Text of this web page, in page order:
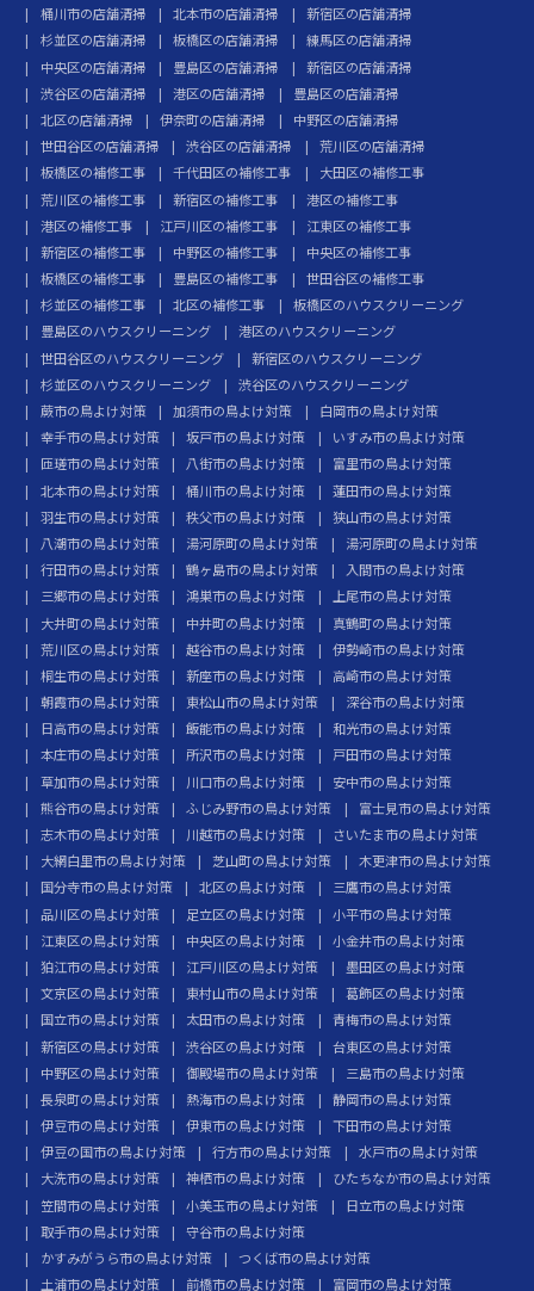
桶川市の店舗清掃
北本市の店舗清掃
新宿区の店舗清掃
杉並区の店舗清掃
板橋区の店舗清掃
練馬区の店舗清掃
中央区の店舗清掃
豊島区の店舗清掃
新宿区の店舗清掃
渋谷区の店舗清掃
港区の店舗清掃
豊島区の店舗清掃
北区の店舗清掃
伊奈町の店舗清掃
中野区の店舗清掃
世田谷区の店舗清掃
渋谷区の店舗清掃
荒川区の店舗清掃
板橋区の補修工事
千代田区の補修工事
大田区の補修工事
荒川区の補修工事
新宿区の補修工事
港区の補修工事
港区の補修工事
江戸川区の補修工事
江東区の補修工事
新宿区の補修工事
中野区の補修工事
中央区の補修工事
板橋区の補修工事
豊島区の補修工事
世田谷区の補修工事
杉並区の補修工事
北区の補修工事
板橋区のハウスクリーニング
豊島区のハウスクリーニング
港区のハウスクリーニング
世田谷区のハウスクリーニング
新宿区のハウスクリーニング
杉並区のハウスクリーニング
渋谷区のハウスクリーニング
蕨市の鳥よけ対策
加須市の鳥よけ対策
白岡市の鳥よけ対策
幸手市の鳥よけ対策
坂戸市の鳥よけ対策
いすみ市の鳥よけ対策
匝瑳市の鳥よけ対策
八街市の鳥よけ対策
富里市の鳥よけ対策
北本市の鳥よけ対策
桶川市の鳥よけ対策
蓮田市の鳥よけ対策
羽生市の鳥よけ対策
秩父市の鳥よけ対策
狭山市の鳥よけ対策
八潮市の鳥よけ対策
湯河原町の鳥よけ対策
湯河原町の鳥よけ対策
行田市の鳥よけ対策
鶴ヶ島市の鳥よけ対策
入間市の鳥よけ対策
三郷市の鳥よけ対策
鴻巣市の鳥よけ対策
上尾市の鳥よけ対策
大井町の鳥よけ対策
中井町の鳥よけ対策
真鶴町の鳥よけ対策
荒川区の鳥よけ対策
越谷市の鳥よけ対策
伊勢崎市の鳥よけ対策
桐生市の鳥よけ対策
新座市の鳥よけ対策
高崎市の鳥よけ対策
朝霞市の鳥よけ対策
東松山市の鳥よけ対策
深谷市の鳥よけ対策
日高市の鳥よけ対策
飯能市の鳥よけ対策
和光市の鳥よけ対策
本庄市の鳥よけ対策
所沢市の鳥よけ対策
戸田市の鳥よけ対策
草加市の鳥よけ対策
川口市の鳥よけ対策
安中市の鳥よけ対策
熊谷市の鳥よけ対策
ふじみ野市の鳥よけ対策
富士見市の鳥よけ対策
志木市の鳥よけ対策
川越市の鳥よけ対策
さいたま市の鳥よけ対策
大網白里市の鳥よけ対策
芝山町の鳥よけ対策
木更津市の鳥よけ対策
国分寺市の鳥よけ対策
北区の鳥よけ対策
三鷹市の鳥よけ対策
品川区の鳥よけ対策
足立区の鳥よけ対策
小平市の鳥よけ対策
江東区の鳥よけ対策
中央区の鳥よけ対策
小金井市の鳥よけ対策
狛江市の鳥よけ対策
江戸川区の鳥よけ対策
墨田区の鳥よけ対策
文京区の鳥よけ対策
東村山市の鳥よけ対策
葛飾区の鳥よけ対策
国立市の鳥よけ対策
太田市の鳥よけ対策
青梅市の鳥よけ対策
新宿区の鳥よけ対策
渋谷区の鳥よけ対策
台東区の鳥よけ対策
中野区の鳥よけ対策
御殿場市の鳥よけ対策
三島市の鳥よけ対策
長泉町の鳥よけ対策
熱海市の鳥よけ対策
静岡市の鳥よけ対策
伊豆市の鳥よけ対策
伊東市の鳥よけ対策
下田市の鳥よけ対策
伊豆の国市の鳥よけ対策
行方市の鳥よけ対策
水戸市の鳥よけ対策
大洗市の鳥よけ対策
神栖市の鳥よけ対策
ひたちなか市の鳥よけ対策
笠間市の鳥よけ対策
小美玉市の鳥よけ対策
日立市の鳥よけ対策
取手市の鳥よけ対策
守谷市の鳥よけ対策
かすみがうら市の鳥よけ対策
つくば市の鳥よけ対策
土浦市の鳥よけ対策
前橋市の鳥よけ対策 富岡市の鳥よけ対策